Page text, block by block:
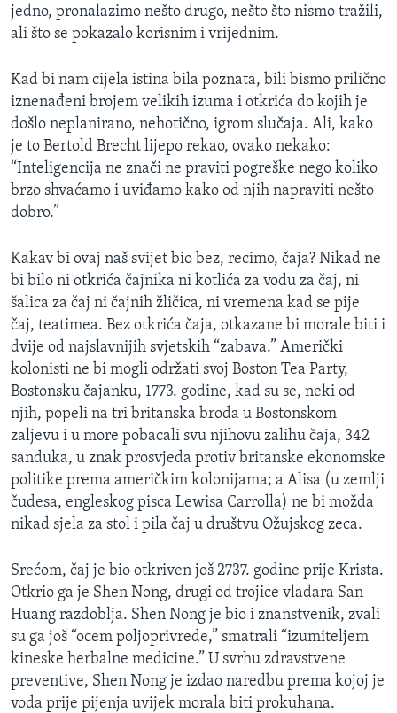
IZBJEGLIČKA STRANA
MAGAZIN
O GLASU AMERIKE
Learning English
PRATITE NAS
Jezici
jedno, pronalazimo nešto drugo, nešto što nismo tražili,
ali što se pokazalo korisnim i vrijednim.
Kad bi nam cijela istina bila poznata, bili bismo prilično
iznenađeni brojem velikih izuma i otkrića do kojih je
došlo neplanirano, nehotično, igrom slučaja. Ali, kako
je to Bertold Brecht lijepo rekao, ovako nekako:
“Inteligencija ne znači ne praviti pogreške nego koliko
brzo shvaćamo i uviđamo kako od njih napraviti nešto
dobro.”
Kakav bi ovaj naš svijet bio bez, recimo, čaja? Nikad ne
bi bilo ni otkrića čajnika ni kotlića za vodu za čaj, ni
šalica za čaj ni čajnih žličica, ni vremena kad se pije
čaj, teatimea. Bez otkrića čaja, otkazane bi morale biti i
dvije od najslavnijih svjetskih “zabava.” Američki
kolonisti ne bi mogli održati svoj Boston Tea Party,
Bostonsku čajanku, 1773. godine, kad su se, neki od
njih, popeli na tri britanska broda u Bostonskom
zaljevu i u more pobacali svu njihovu zalihu čaja, 342
sanduka, u znak prosvjeda protiv britanske ekonomske
politike prema američkim kolonijama; a Alisa (u zemlji
čudesa, engleskog pisca Lewisa Carrolla) ne bi možda
nikad sjela za stol i pila čaj u društvu Ožujskog zeca.
Srećom, čaj je bio otkriven još 2737. godine prije Krista.
Otkrio ga je Shen Nong, drugi od trojice vladara San
Huang razdoblja. Shen Nong je bio i znanstvenik, zvali
su ga još “ocem poljoprivrede,” smatrali “izumiteljem
kineske herbalne medicine.” U svrhu zdravstvene
preventive, Shen Nong je izdao naredbu prema kojoj je
voda prije pijenja uvijek morala biti prokuhana.